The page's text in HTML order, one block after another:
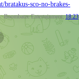
bratakus-sco-no-brakes-
Boombatze Entertainment,18:23